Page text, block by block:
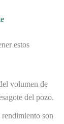
estos
volumen de
del pozo.
son